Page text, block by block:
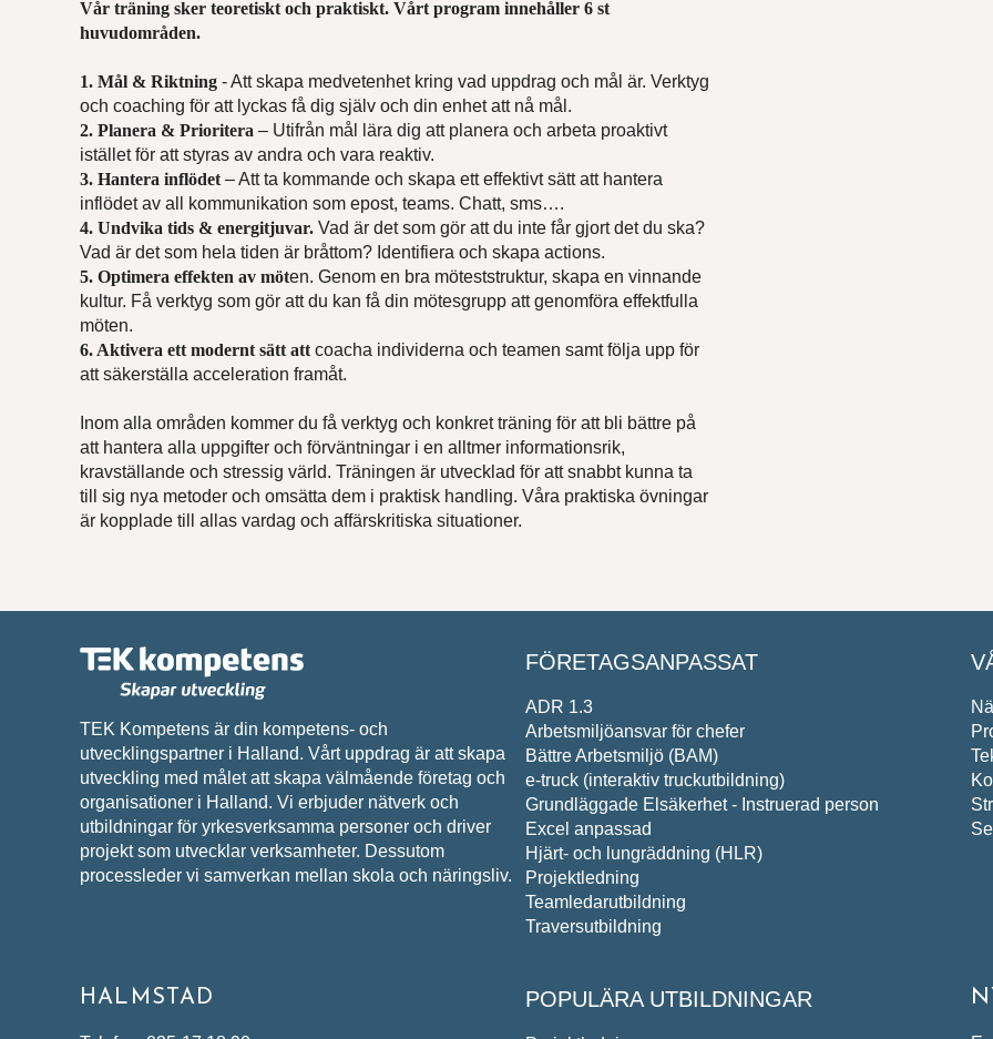
Vår träning sker teoretiskt och praktiskt. Vårt program innehåller 6 st
huvudområden.
1. Mål & Riktning - Att skapa medvetenhet kring vad uppdrag och mål är. Verktyg
och coaching för att lyckas få dig själv och din enhet att nå mål.
2. Planera & Prioritera – Utifrån mål lära dig att planera och arbeta proaktivt
istället för att styras av andra och vara reaktiv.
3. Hantera inflödet – Att ta kommande och skapa ett effektivt sätt att hantera
inflödet av all kommunikation som epost, teams. Chatt, sms….
4. Undvika tids & energitjuvar. Vad är det som gör att du inte får gjort det du ska?
Vad är det som hela tiden är bråttom? Identifiera och skapa actions.
5. Optimera effekten av möten. Genom en bra möteststruktur, skapa en vinnande
kultur. Få verktyg som gör att du kan få din mötesgrupp att genomföra effektfulla
möten.
6. Aktivera ett modernt sätt att coacha individerna och teamen samt följa upp för
att säkerställa acceleration framåt.
Inom alla områden kommer du få verktyg och konkret träning för att bli bättre på
att hantera alla uppgifter och förväntningar i en alltmer informationsrik,
kravställande och stressig värld. Träningen är utvecklad för att snabbt kunna ta
till sig nya metoder och omsätta dem i praktisk handling. Våra praktiska övningar
är kopplade till allas vardag och affärskritiska situationer.
TEK Kompetens är din kompetens- och
utvecklingspartner i Halland. Vårt uppdrag är att skapa
utveckling med målet att skapa välmående företag och
organisationer i Halland. Vi erbjuder nätverk och
utbildningar för yrkesverksamma personer och driver
projekt som utvecklar verksamheter. Dessutom
processleder vi samverkan mellan skola och näringsliv.
FÖRETAGSANPASSAT
ADR 1.3
Arbetsmiljöansvar för chefer
Bättre Arbetsmiljö (BAM)
e-truck (interaktiv truckutbildning)
Grundläggade Elsäkerhet - Instruerad person
Excel anpassad
Hjärt- och lungräddning (HLR)
Projektledning
Teamledarutbildning
Traversutbildning
HALMSTAD POPULÄRA UTBILDNINGAR
Epost*
Meddelande*
Vi behandlar dina personuppgifter i enlighet med